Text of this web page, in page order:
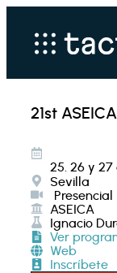
21st
25. 26 y
Sevilla
Presencial
ASEICA
Ignacio
Ver
Web
Inscríbete